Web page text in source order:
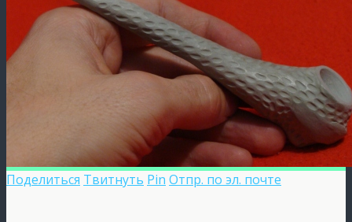
Поделиться Твитнуть Pin Отпр. по эл. почте